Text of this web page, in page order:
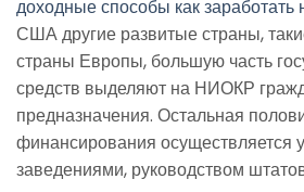
доходные способы как заработать
США другие развитые страны,
страны Европы, большую часть
средств выделяют на НИОКР
предназначения. Остальная
финансирования осуществляется
заведениями, руководством